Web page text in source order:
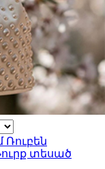
տեսած